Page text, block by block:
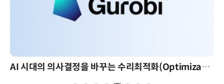
AI 시대의 의사결정을 바꾸는 수리최적화(Optimization): 실제 산업 적용 사례와 활용 전략